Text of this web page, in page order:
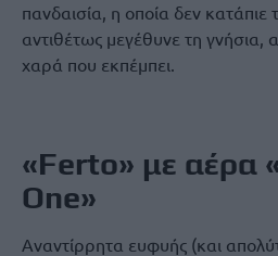
πανδαισία, η οποία δεν
αντιθέτως μεγέθυνε τη γνήσια,
χαρά που εκπέμπει.
«Ferto» με αέρα
One»
Αναντίρρητα ευφυής (και